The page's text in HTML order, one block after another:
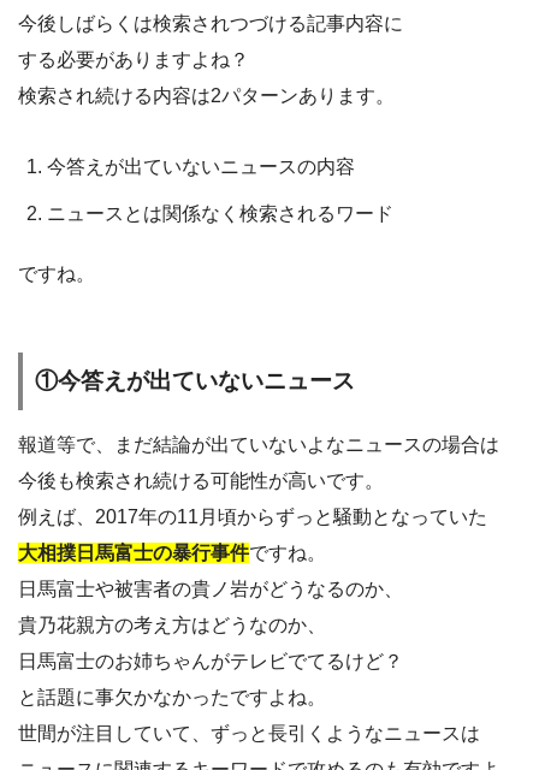
今後しばらくは検索されつづける記事内容に
する必要がありますよね？
検索され続ける内容は2パターンあります。
今答えが出ていないニュースの内容
ニュースとは関係なく検索されるワード
ですね。
①今答えが出ていないニュース
報道等で、まだ結論が出ていないよなニュースの場合は
今後も検索され続ける可能性が高いです。
例えば、2017年の11月頃からずっと騒動となっていた
大相撲日馬富士の暴行事件ですね。
日馬富士や被害者の貴ノ岩がどうなるのか、
貴乃花親方の考え方はどうなのか、
日馬富士のお姉ちゃんがテレビでてるけど？
と話題に事欠かなかったですよね。
世間が注目していて、ずっと長引くようなニュースは